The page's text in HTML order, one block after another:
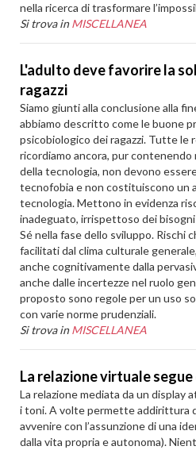
nella ricerca di trasformare
Si trova in MISCELLANEA
L'adulto deve favorire la
ragazzi
Siamo giunti alla conclusione alla
abbiamo descritto come le buone
psicobiologico dei ragazzi. Tutte le
ricordiamo ancora, pur
della tecnologia, non devono
tecnofobia e non costituiscono un
tecnologia. Mettono in evidenza
inadeguato, irrispettoso dei
Sé nella fase dello sviluppo. Rischi
facilitati dal clima culturale
anche cognitivamente dalla
anche dalle incertezze nel ruolo
proposto sono regole per un uso
con varie norme prudenziali.
Si trova in MISCELLANEA
La relazione virtuale
La relazione mediata da un
i toni. A volte permette addirittura
avvenire con l’assunzione di una
dalla vita propria e autonoma).